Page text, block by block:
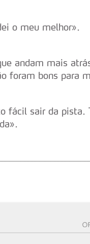
Cookies e
o meu melhor».
andam mais
foram bons para
fácil sair da pista.